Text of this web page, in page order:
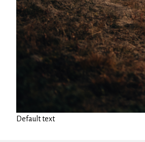
Default text